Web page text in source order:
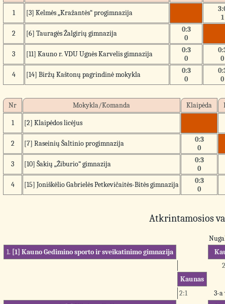
1 [3] Kelmės „Kražantės“ progimnazija
1
2
[6] Tauragės Žalgirių gimnazija
0:3
0
3
[11] Kauno r. VDU Ugnės Karvelis gimnazija
0:3
0
0
4
[14] Biržų Kaštonų pagrindinė mokykla
0:3
0
0
Nr Mokykla/Komanda Klaipėda
1 [2] Klaipėdos licėjus
2 [7] Raseinių Šaltinio progimnazija
0:3
0
3
[10] Šakių „Žiburio“ gimnazija
0:3
0
4
[15] Joniškėlio Gabrielės Petkevičaitės-Bitės gimnazija
0:3
0
Atkrintamosios
1. [1] Kauno Gedimino sporto ir sveikatinimo gimnazija
Kaunas
2:1
3-a